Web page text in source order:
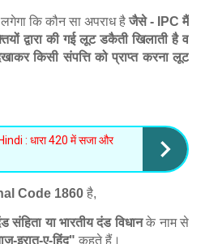
लगेगा कि कौन सा अपराध हैजैसे - IPC मैं
द्वारा की गई लूट डकैती खिलाती है व
किसी संपत्ति को प्राप्त करना लूट
: धारा 420 में सजा और
Code 1860 है,
संहिता या भारतीय दंड विधानके नाम से
इरात-ए-हिंद" कहते हैं।